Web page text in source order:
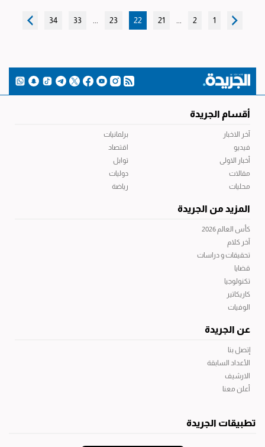
1
2
21
22
23
33
34
أقسام الجريدة
آخر الاخبار
فيديو
أخبار الاولى
مقالات
محليات
برلمانيات
اقتصاد
توابل
دوليات
رياضة
المزيد من الجريدة
كأس العالم 2026
آخر كلام
تحقيقات و دراسات
قضايا
تكنولوجيا
كاريكاتير
الوفيات
عن الجريدة
إتصل بنا
الأعداد السابقة
الارشيف
أعلن معنا
تطبيقات الجريدة